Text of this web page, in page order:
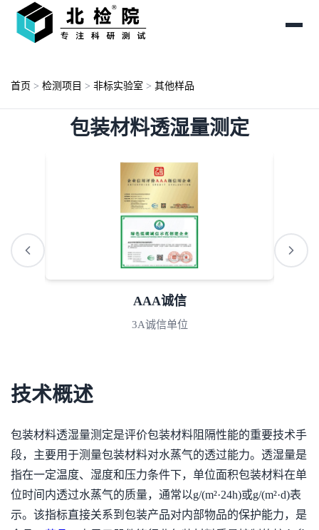
首页 > 检测项目 > 非标实验室 > 其他样品
包装材料透湿量测定
AAA诚信
3A诚信单位
技术概述
包装材料透湿量测定是评价包装材料阻隔性能的重要技术手
段，主要用于测量包装材料对水蒸气的透过能力。透湿量是
指在一定温度、湿度和压力条件下，单位面积包装材料在单
位时间内透过水蒸气的质量，通常以g/(m²·24h)或g/(m²·d)表
示。该指标直接关系到包装产品对内部物品的保护能力，是